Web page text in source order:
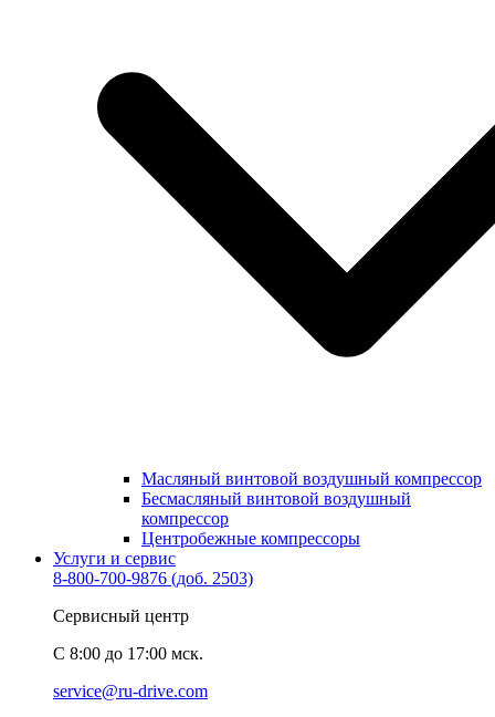
Масляный винтовой воздушный компрессор
Бесмасляный винтовой воздушный
компрессор
Центробежные компрессоры
Услуги и сервис
8-800-700-9876 (доб. 2503)
Сервисный центр
C 8:00 до 17:00 мск.
service@ru-drive.com